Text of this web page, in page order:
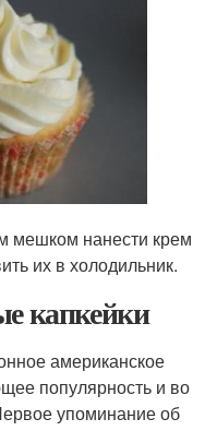
мешком нанести крем
их в холодильник.
капкейки
американское
популярность и во
упоминание об